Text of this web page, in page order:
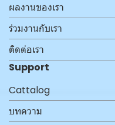
ผลงานของเรา
ร่วมงานกับเรา
ติดต่อเรา
Support
Cattalog
บทความ